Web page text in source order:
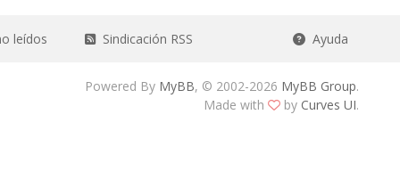
leídos Sindicación RSS Ayuda
Powered By MyBB, © 2002-2026 MyBB Group.
Made with
by Curves UI.